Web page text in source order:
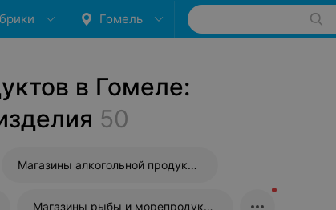
Гомель
в Гомеле:
50
Магазины алкогольной продукции
Магазины рыбы и морепродуктов